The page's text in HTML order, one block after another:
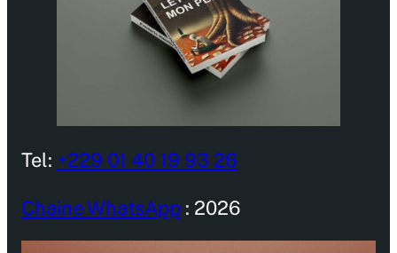
Tel: +229 01 40 19 93 26
Chaine WhatsApp : 2026